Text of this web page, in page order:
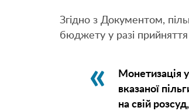
Згідно з Документом,
бюджету у разі
Монетизація
вказаної
на свій